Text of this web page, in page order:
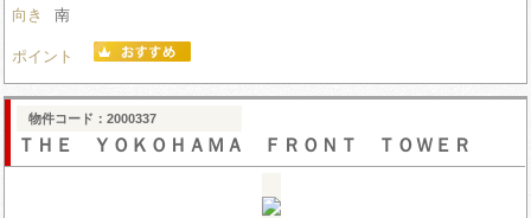
向き 南
ポイント
物件コード：2000337
ＴＨＥ ＹＯＫＯＨＡＭＡ ＦＲＯＮＴ ＴＯＷＥＲ